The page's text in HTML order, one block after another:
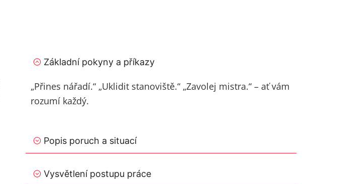
Základní pokyny a příkazy
„Přines nářadí.“ „Uklidit stanoviště.“ „Zavolej mistra.“ – ať vám
rozumí každý.
Popis poruch a situací
Vysvětlení postupu práce